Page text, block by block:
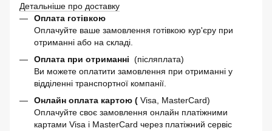
Детальніше про доставку
Оплата готівкою
Оплачуйте ваше замовлення готівкою кур'єру при
отриманні або на складі.
Оплата при отриманні (післяплата)
Ви можете оплатити замовлення при отриманні у
відділенні транспортної компанії.
Онлайн оплата картою ( Visa, MasterCard)
Оплачуйте своє замовлення онлайн платіжними
картами Visa і MasterCard через платіжний сервіс